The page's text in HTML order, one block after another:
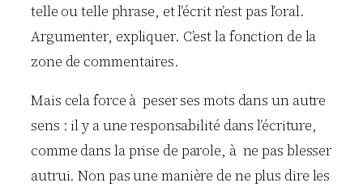
telle ou telle phrase, et l’écrit n’est pas l’oral.
Argumenter, expliquer. C’est la fonction de la
zone de commentaires.
Mais cela force à peser ses mots dans un autre
sens : il y a une responsabilité dans l’écriture,
comme dans la prise de parole, à ne pas blesser
autrui. Non pas une manière de ne plus dire les